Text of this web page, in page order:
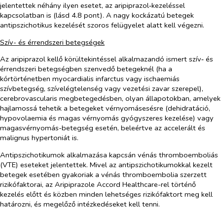
jelentettek néhány ilyen esetet, az aripiprazol‑kezeléssel
kapcsolatban is (lásd 4.8 pont). A nagy kockázatú betegek
antipszichotikus kezelését szoros felügyelet alatt kell végezni.
Szív- és érrendszeri betegségek
Az aripiprazol kellő körültekintéssel alkalmazandó ismert szív‑ és
érrendszeri betegségben szenvedő betegeknél (ha a
kórtörténetben myocardialis infarctus vagy ischaemiás
szívbetegség, szívelégtelenség vagy vezetési zavar szerepel),
cerebrovascularis megbetegedésben, olyan állapotokban, amelyek
hajlamossá tehetik a betegeket vérnyomásesésre (dehidratáció,
hypovolaemia és magas vérnyomás gyógyszeres kezelése) vagy
magasvérnyomás-betegség esetén, beleértve az accelerált és
malignus hypertoniát is.
Antipszichotikumok alkalmazása kapcsán vénás thromboemboliás
(VTE) eseteket jelentettek. Mivel az antipszichotikumokkal kezelt
betegek esetében gyakoriak a vénás thromboembolia szerzett
rizikófaktorai, az Aripiprazole Accord Healthcare-rel történő
kezelés előtt és közben minden lehetséges rizikófaktort meg kell
határozni, és megelőző intézkedéseket kell tenni.